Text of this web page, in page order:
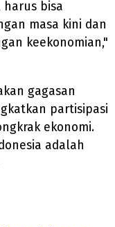
harus bisa
masa kini dan
keekonomian,"
gagasan
partisipasi
ekonomi.
adalah